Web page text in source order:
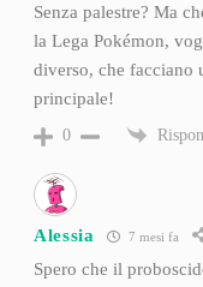
Senza palestre? Ma
la Lega Pokémon,
diverso, che facciano
principale!
0
Alessia 7 mesi fa
Spero che il